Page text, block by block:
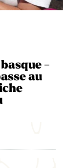
-
au